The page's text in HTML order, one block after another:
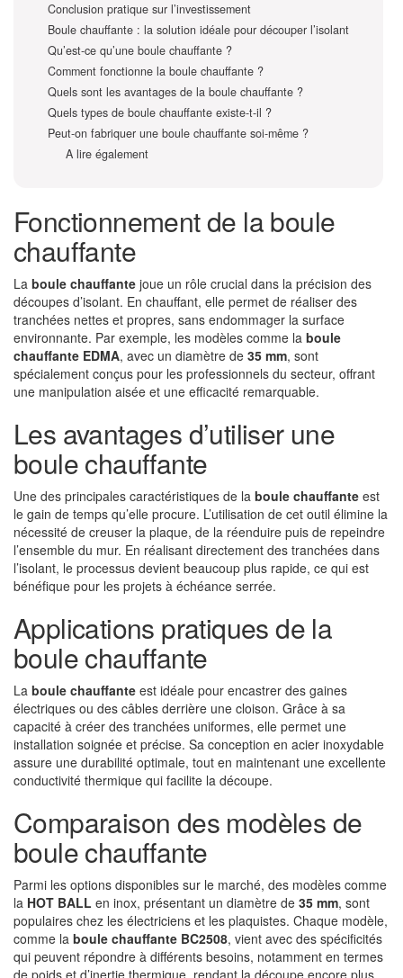
Conclusion pratique sur l’investissement
Boule chauffante : la solution idéale pour découper l’isolant
Qu’est-ce qu’une boule chauffante ?
Comment fonctionne la boule chauffante ?
Quels sont les avantages de la boule chauffante ?
Quels types de boule chauffante existe-t-il ?
Peut-on fabriquer une boule chauffante soi-même ?
A lire également
Fonctionnement de la boule
chauffante
La boule chauffante joue un rôle crucial dans la précision des
découpes d’isolant. En chauffant, elle permet de réaliser des
tranchées nettes et propres, sans endommager la surface
environnante. Par exemple, les modèles comme la boule
chauffante EDMA, avec un diamètre de 35 mm, sont
spécialement conçus pour les professionnels du secteur, offrant
une manipulation aisée et une efficacité remarquable.
Les avantages d’utiliser une
boule chauffante
Une des principales caractéristiques de la boule chauffante est
le gain de temps qu’elle procure. L’utilisation de cet outil élimine la
nécessité de creuser la plaque, de la réenduire puis de repeindre
l’ensemble du mur. En réalisant directement des tranchées dans
l’isolant, le processus devient beaucoup plus rapide, ce qui est
bénéfique pour les projets à échéance serrée.
Applications pratiques de la
boule chauffante
La boule chauffante est idéale pour encastrer des gaines
électriques ou des câbles derrière une cloison. Grâce à sa
capacité à créer des tranchées uniformes, elle permet une
installation soignée et précise. Sa conception en acier inoxydable
assure une durabilité optimale, tout en maintenant une excellente
conductivité thermique qui facilite la découpe.
Comparaison des modèles de
boule chauffante
Parmi les options disponibles sur le marché, des modèles comme
la HOT BALL en inox, présentant un diamètre de 35 mm, sont
populaires chez les électriciens et les plaquistes. Chaque modèle,
comme la boule chauffante BC2508, vient avec des spécificités
qui peuvent répondre à différents besoins, notamment en termes
de poids et d’inertie thermique, rendant la découpe encore plus